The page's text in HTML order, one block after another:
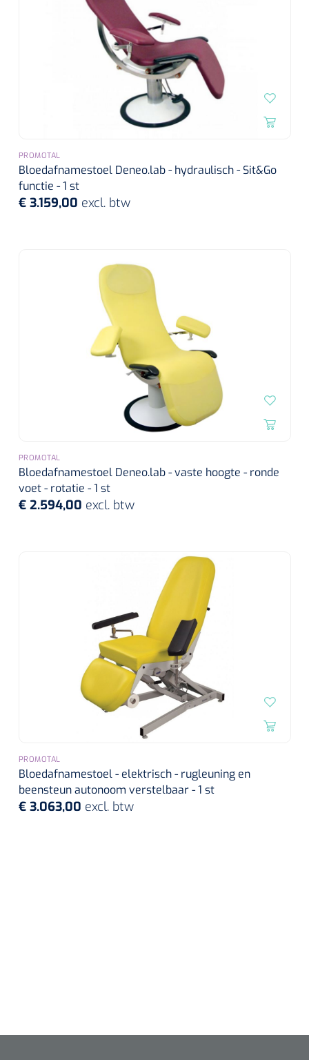
PROMOTAL
Bloedafnamestoel Deneo.lab - hydraulisch - Sit&Go
functie - 1 st
€ 3.159,00 excl. btw
PROMOTAL
Bloedafnamestoel Deneo.lab - vaste hoogte - ronde
voet - rotatie - 1 st
€ 2.594,00 excl. btw
PROMOTAL
Bloedafnamestoel - elektrisch - rugleuning en
beensteun autonoom verstelbaar - 1 st
€ 3.063,00 excl. btw